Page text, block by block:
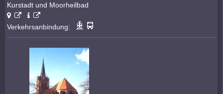
Kurstadt und Moorheilbad
Verkehrsanbindung: